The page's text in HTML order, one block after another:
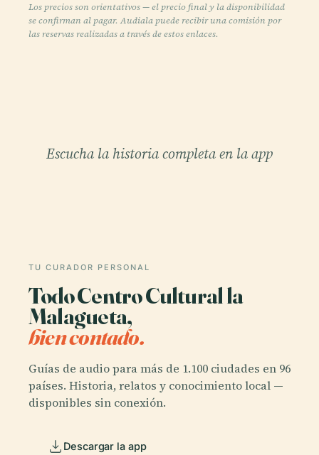
Los precios son orientativos — el precio final y la disponibilidad
se confirman al pagar. Audiala puede recibir una comisión por
las reservas realizadas a través de estos enlaces.
Escucha la historia completa en la app
TU CURADOR PERSONAL
Todo Centro Cultural la
Malagueta,
bien contado.
Guías de audio para más de 1.100 ciudades en 96
países. Historia, relatos y conocimiento local —
disponibles sin conexión.
Descargar la app